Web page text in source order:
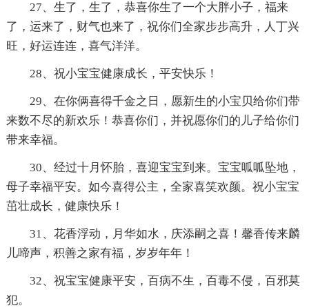
27、生了，生了，恭喜你生了一个大胖小子，福来
了，运来了，财气也来了，祝你们全家步步高升，人丁兴
旺，好运连连，喜气洋洋。
28、祝小宝宝健康成长，平安快乐！
29、在你俩喜得千金之日，愿新生的小宝贝给你们带
来数不尽的新欢乐！恭喜你们，并祝愿你们的儿子给你们
带来幸福。
30、经过十月怀胎，喜迎宝宝到来。宝宝呱呱坠地，
母子幸福平安。如今喜得公主，全家喜笑欢颜。祝小宝宝
茁壮成长，健康快乐！
31、花香浮动，月华如水，庆添嗣之喜！馨香传来麟
儿啼声，积善之家有福，岁岁年年！
32、祝宝宝健康平安，百病不生，百毒不侵，百邪莫
犯。